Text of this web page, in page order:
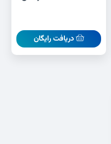
دریافت رایگان